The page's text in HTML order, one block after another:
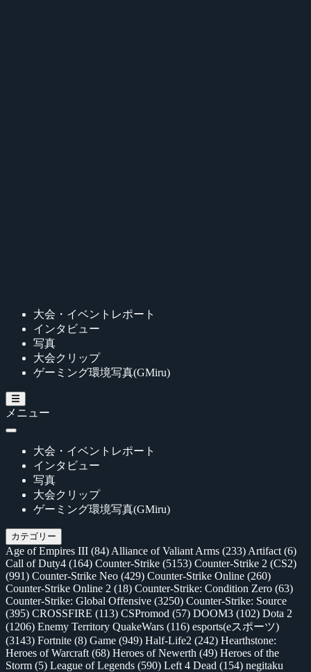
大会・イベントレポート
インタビュー
写真
大会クリップ
ゲーミング環境写真(GMiru)
メニュー
大会・イベントレポート
インタビュー
写真
大会クリップ
ゲーミング環境写真(GMiru)
カテゴリー
Age of Empires III (84) Alliance of Valiant Arms (233) Artifact (6)
Call of Duty4 (164) Counter-Strike (5153) Counter-Strike 2 (CS2)
(991) Counter-Strike Neo (429) Counter-Strike Online (260)
Counter-Strike Online 2 (18) Counter-Strike: Condition Zero (63)
Counter-Strike: Global Offensive (3250) Counter-Strike: Source
(395) CROSSFIRE (113) CSPromod (57) DOOM3 (102) Dota 2
(1206) Enemy Territory QuakeWars (116) esports(eスポーツ)
(3143) Fortnite (8) Game (949) Half-Life2 (242) Hearthstone:
Heroes of Warcraft (68) Heroes of Newerth (49) Heroes of the
Storm (5) League of Legends (590) Left 4 Dead (154) negitaku